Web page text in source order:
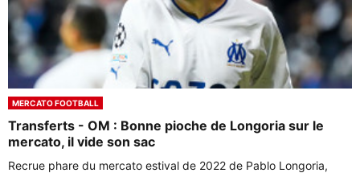
MERCATO FOOTBALL
Transferts - OM : Bonne pioche de Longoria sur le
mercato, il vide son sac
Recrue phare du mercato estival de 2022 de Pablo Longoria,